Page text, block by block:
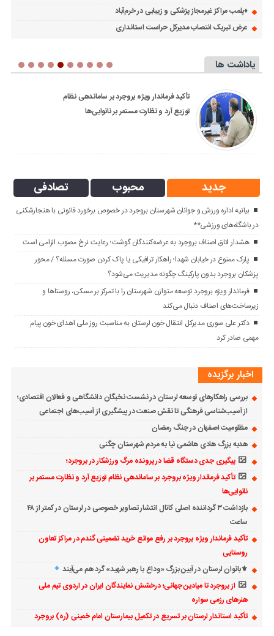
♦️پلمب مراکز غیرمجاز پزشکی و زیبابی در خرم‌آباد
عرض تبریک انتصاب مدیرکل حراست استانداری
یاداشت ها
پرونده با ۲۰۰ شاکی در مرحله رسیدگی است؛
بازداشت ۳ گرداننده اصلی کانال انتشار تصاویر
خصوصی در لرستان در کمتر از ۴۸ ساعت
جدید محبوب تصادفی
بیانیه اداره ورزش و جوانان شهرستان بروجرد در خصوص برخورد قانونی با هنجارشکنی
در باشگاه‌های ورزشی**
هشدار اتاق اصناف بروجرد به عرضه‌کنندگان گوشت؛ رعایت نرخ مصوب الزامی است
پارک ممنوع در خیابان شهدا؛ راهکار ترافیکی یا پاک کردن صورت مسئله؟ / محور
پزشکان بروجرد بدون پارکینگ چگونه مدیریت می‌شود؟
فرماندار ویژه بروجرد توسعه متوازن شهرستان را با تمرکز بر مسکن، روستاها و
زیرساخت‌های اصناف دنبال می‌کند
دکتر علی سوری مدیرکل انتقال خون لرستان به مناسبت روز ملی اهدای خون پیام
مهمی صادر کرد
اخبار برگزیده
بررسی راهکارهای توسعه لرستان در نشست نخبگان دانشگاهی و فعالان اقتصادی؛
از آسیب‌شناسی فرهنگی تا نقش صنعت در پیشگیری از آسیب‌های اجتماعی
مظلومیت اصفهان در جنگ رمضان
هدیه بزرگ هادی هاشمی نیا به مردم شهرستان چگنی
پیگیری جدی دستگاه قضا در پرونده مرگ ورزشکار در بروجرد؛
تأکید فرماندار ویژه بروجرد بر ساماندهی نظام توزیع آرد و نظارت مستمر بر
نانوایی‌ها
بازداشت ۳ گرداننده اصلی کانال انتشار تصاویر خصوصی در لرستان در کمتر از ۴۸
ساعت
تأکید فرماندار ویژه بروجرد بر رفع موانع خرید تضمینی گندم در مراکز تعاون
روستایی
⚜بانوان لرستان در آیین بزرگ «وداع با رهبر شهید» گرد هم می‌آیند
از بروجرد تا میادین جهانی؛ درخشش نمایندگان ایران در اردوی تیم ملی
هنرهای رزمی سواره
تأکید استاندار لرستان بر تسریع در تکمیل بیمارستان امام خمینی (ره) بروجرد